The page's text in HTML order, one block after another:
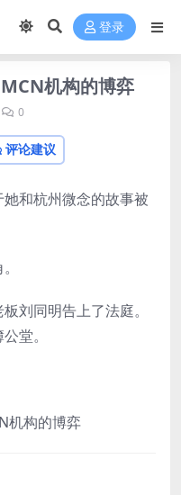
登录
机构的博弈
0
评论建议
和杭州微念的故事被
刘同明告上了法庭。
堂。